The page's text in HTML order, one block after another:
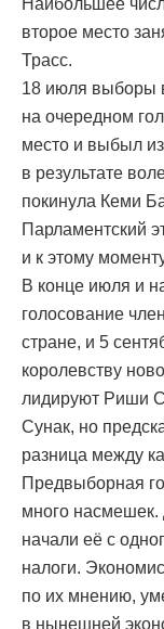
Наибольшее
второе место
Трасс.
18 июля выборы
на очередном
место и выбыл
в результате
покинула Кеми
Парламентский
и к этому
В конце июля и
голосование
стране, и 5
королевству
лидируют Риши
Сунак, но
разница между
Предвыборная
много насмешек.
начали её с
налоги.
по их мнению,
в нынешней